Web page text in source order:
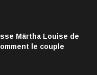
Märtha Louise de
le couple
yeux sur le racisme